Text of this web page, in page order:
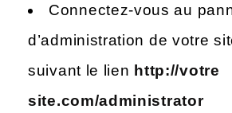
Connectez-vous au
d’administration de votre
suivant le lien http://votre
site.com/administrator